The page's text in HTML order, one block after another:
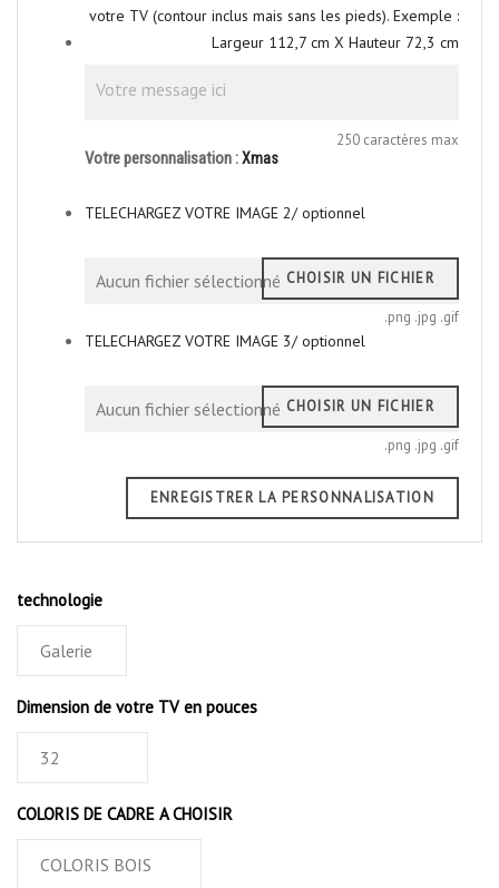
votre TV (contour inclus mais sans les pieds). Exemple :
Largeur 112,7 cm X Hauteur 72,3 cm
250 caractères max
Votre personnalisation :Xmas
TELECHARGEZ VOTRE IMAGE 2/ optionnel
Aucun fichier sélectionné CHOISIR UN FICHIER
.png .jpg .gif
TELECHARGEZ VOTRE IMAGE 3/ optionnel
Aucun fichier sélectionné CHOISIR UN FICHIER
.png .jpg .gif
ENREGISTRER LA PERSONNALISATION
technologie
Dimension de votre TV en pouces
COLORIS DE CADRE A CHOISIR